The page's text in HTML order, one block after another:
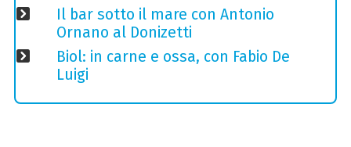
Il bar sotto il mare con Antonio
Ornano al Donizetti
Biol: in carne e ossa, con Fabio De
Luigi